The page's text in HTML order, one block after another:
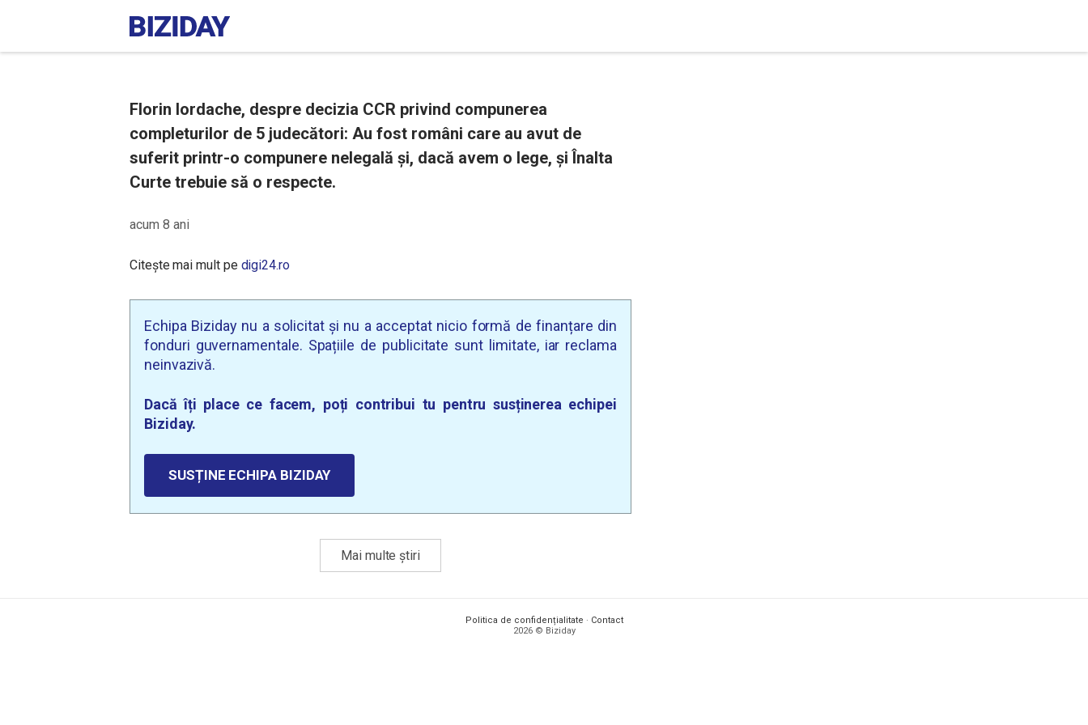
Florin Iordache, despre decizia CCR privind compunerea
completurilor de 5 judecători: Au fost români care au avut de
suferit printr-o compunere nelegală și, dacă avem o lege, și Înalta
Curte trebuie să o respecte.
acum 8 ani
Citește mai mult pe digi24.ro
Echipa Biziday nu a solicitat și nu a acceptat nicio formă de finanțare din
fonduri guvernamentale. Spațiile de publicitate sunt limitate, iar reclama
neinvazivă.
Dacă îți place ce facem, poți contribui tu pentru susținerea echipei
Biziday.
SUSȚINE ECHIPA BIZIDAY
Mai multe știri
Politica de confidențialitate · Contact
2026 © Biziday